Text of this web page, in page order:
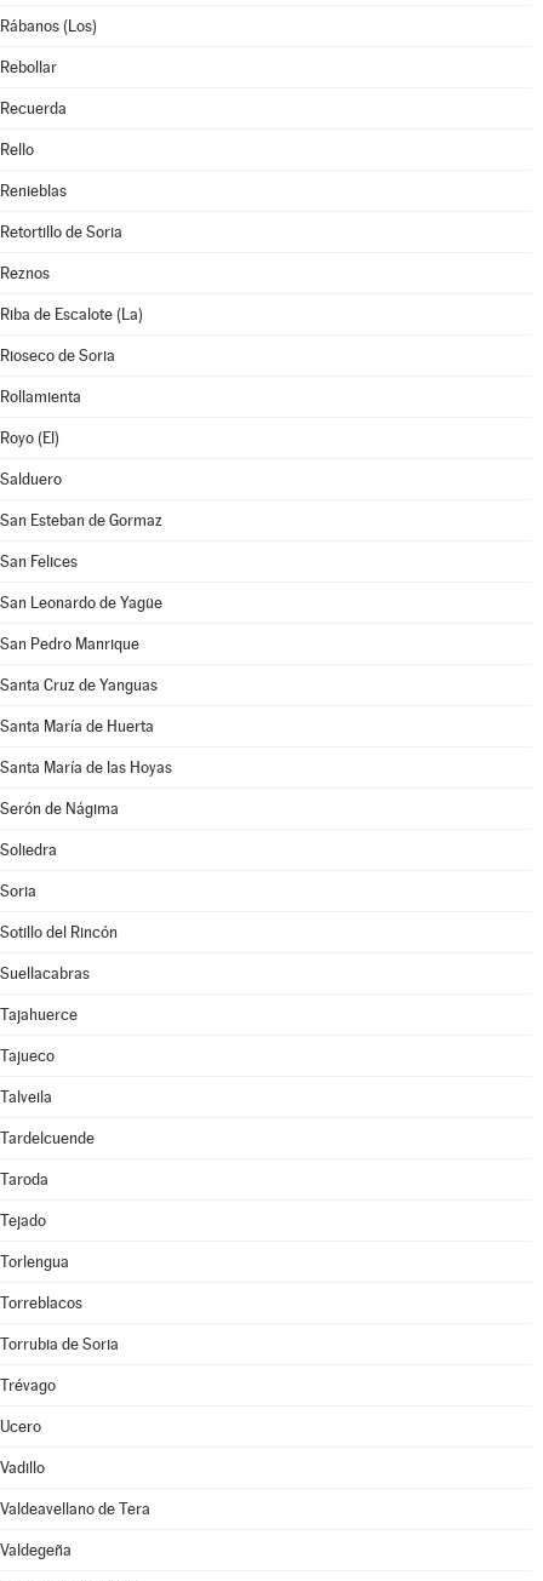
Rábanos (Los)
Rebollar
Recuerda
Rello
Renieblas
Retortillo de Soria
Reznos
Riba de Escalote (La)
Rioseco de Soria
Rollamienta
Royo (El)
Salduero
San Esteban de Gormaz
San Felices
San Leonardo de Yagüe
San Pedro Manrique
Santa Cruz de Yanguas
Santa María de Huerta
Santa María de las Hoyas
Serón de Nágima
Soliedra
Soria
Sotillo del Rincón
Suellacabras
Tajahuerce
Tajueco
Talveila
Tardelcuende
Taroda
Tejado
Torlengua
Torreblacos
Torrubia de Soria
Trévago
Ucero
Vadillo
Valdeavellano de Tera
Valdegeña